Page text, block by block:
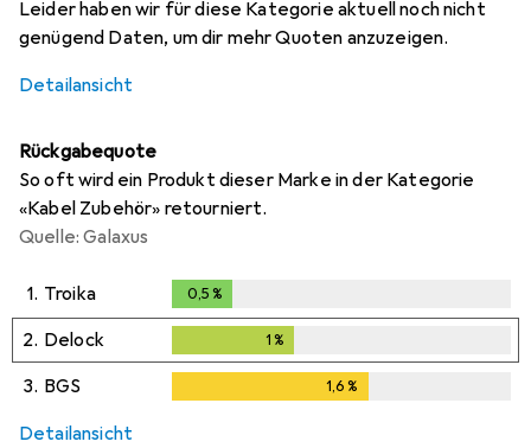
Leider haben wir für diese Kategorie aktuell noch nicht
genügend Daten, um dir mehr Quoten anzuzeigen.
Detailansicht
Rückgabequote
So oft wird ein Produkt dieser Marke in der Kategorie
«Kabel Zubehör» retourniert.
Quelle: Galaxus
1. Troika 0,5 %
2. Delock 1 %
3. BGS 1,6%
Detailansicht